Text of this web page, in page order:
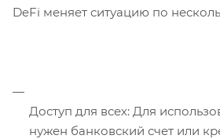
DeFi меняет ситуацию по
Доступ для всех: Для
нужен банковский счет или